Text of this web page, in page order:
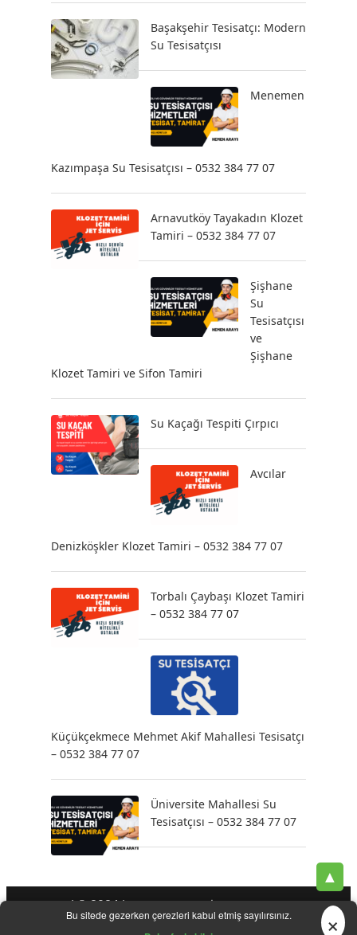
Başakşehir Tesisatçı: Modern
Su Tesisatçısı
Menemen
Kazımpaşa Su Tesisatçısı – 0532 384 77 07
Arnavutköy Tayakadın Klozet
Tamiri – 0532 384 77 07
Şişhane
Su
Tesisatçısı
ve
Şişhane
Klozet Tamiri ve Sifon Tamiri
Su Kaçağı Tespiti Çırpıcı
Avcılar
Denizköşkler Klozet Tamiri – 0532 384 77 07
Torbalı Çaybaşı Klozet Tamiri
– 0532 384 77 07
Küçükçekmece Mehmet Akif Mahallesi Tesisatçı
– 0532 384 77 07
Üniversite Mahallesi Su
Tesisatçısı – 0532 384 77 07
Bu sitede gezerken çerezleri kabul etmiş sayılırsınız. ×
▲
| © 2024 |- - - Klozet
Su Kaçak Tespiti-Su Tesisatçı-Su Tesisat Hizmetleri-